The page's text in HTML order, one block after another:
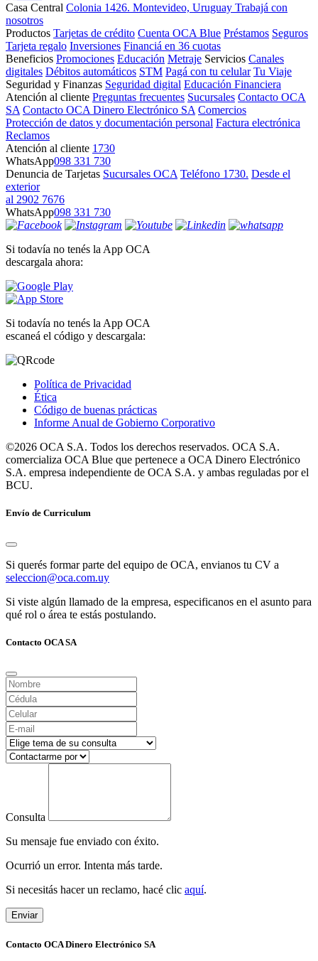
Casa Central Colonia 1426. Montevideo, Uruguay Trabajá con
nosotros
Productos Tarjetas de crédito Cuenta OCA Blue Préstamos Seguros
Tarjeta regalo Inversiones Financiá en 36 cuotas
Beneficios Promociones Educación Metraje Servicios Canales
digitales Débitos automáticos STM Pagá con tu celular Tu Viaje
Seguridad y Finanzas Seguridad digital Educación Financiera
Atención al cliente Preguntas frecuentes Sucursales Contacto OCA
SA Contacto OCA Dinero Electrónico SA Comercios
Protección de datos y documentación personal Factura electrónica
Reclamos
Atención al cliente 1730
WhatsApp098 331 730
Denuncia de Tarjetas Sucursales OCA Teléfono 1730. Desde el
exterior
al 2902 7676
WhatsApp098 331 730
Si todavía no tenés la App OCA
descargala ahora:
Si todavía no tenés la App OCA
escaneá el código y descargala:
Política de Privacidad
Ética
Código de buenas prácticas
Informe Anual de Gobierno Corporativo
©2026 OCA S.A. Todos los derechos reservados. OCA S.A.
comercializa OCA Blue que pertenece a OCA Dinero Electrónico
S.A. empresa independiente de OCA S.A. y ambas reguladas por el
BCU.
Envío de Curriculum
Si querés formar parte del equipo de OCA, envianos tu CV a
seleccion@oca.com.uy
Si viste algún llamado de la empresa, especificanos en el asunto para
qué rol o área te estás postulando.
Contacto OCA SA
Consulta
Su mensaje fue enviado con éxito.
Ocurrió un error. Intenta más tarde.
Si necesitás hacer un reclamo, hacé clic aquí.
Enviar
Contacto OCA Dinero Electrónico SA